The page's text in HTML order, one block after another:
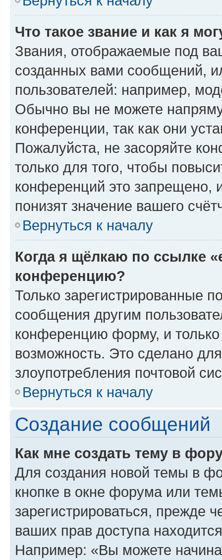
Что такое звание и как я
Звания, отображаемые под
созданных вами сообщений,
пользователей: например,
Обычно вы не можете
конференции, так как они
Пожалуйста, не засоряйте
только для того, чтобы
конференций это запрещено,
понизят значение вашего
Вернуться к началу
Когда я щёлкаю по ссылке
конференцию?
Только зарегистрированные
сообщения другим
конференцию форму, и
возможность. Это сделано
злоупотребления почтовой
Вернуться к началу
Создание сообщений
Как мне создать тему в
Для создания новой темы в
кнопке в окне форума или
зарегистрироваться, прежде
ваших прав доступа
Например: «Вы можете